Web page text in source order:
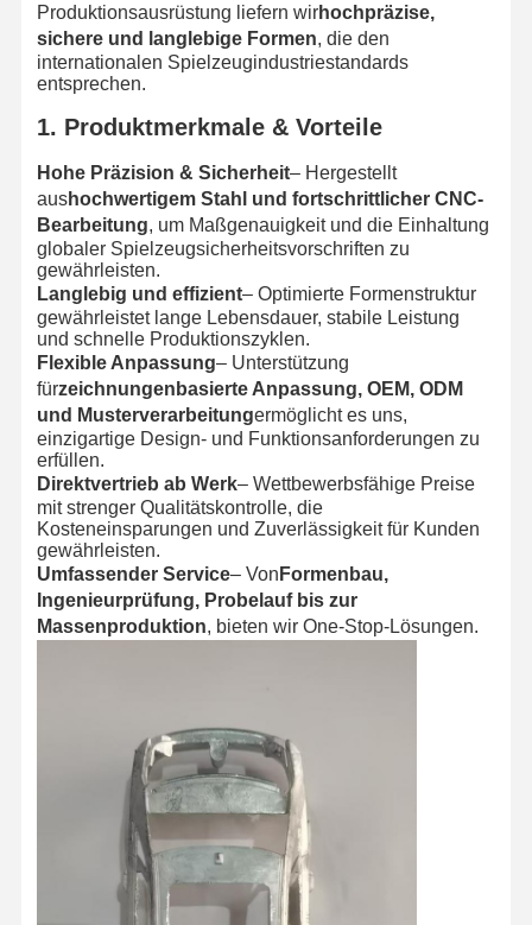
Startseite Produkte Über Uns
Produktionsausrüstung liefern wirhochpräzise,
sichere und langlebige Formen, die den
internationalen Spielzeugindustriestandards
entsprechen.
1. Produktmerkmale & Vorteile
Hohe Präzision & Sicherheit– Hergestellt
aushochwertigem Stahl und fortschrittlicher CNC-
Bearbeitung, um Maßgenauigkeit und die Einhaltung
globaler Spielzeugsicherheitsvorschriften zu
gewährleisten.
Langlebig und effizient– Optimierte Formenstruktur
gewährleistet lange Lebensdauer, stabile Leistung
und schnelle Produktionszyklen.
Flexible Anpassung– Unterstützung
fürzeichnungenbasierte Anpassung, OEM, ODM
und Musterverarbeitungermöglicht es uns,
einzigartige Design- und Funktionsanforderungen zu
erfüllen.
Direktvertrieb ab Werk– Wettbewerbsfähige Preise
mit strenger Qualitätskontrolle, die
Kosteneinsparungen und Zuverlässigkeit für Kunden
gewährleisten.
Umfassender Service– Von Formenbau,
Ingenieurprüfung, Probelauf bis zur
Massenproduktion, bieten wir One-Stop-Lösungen.